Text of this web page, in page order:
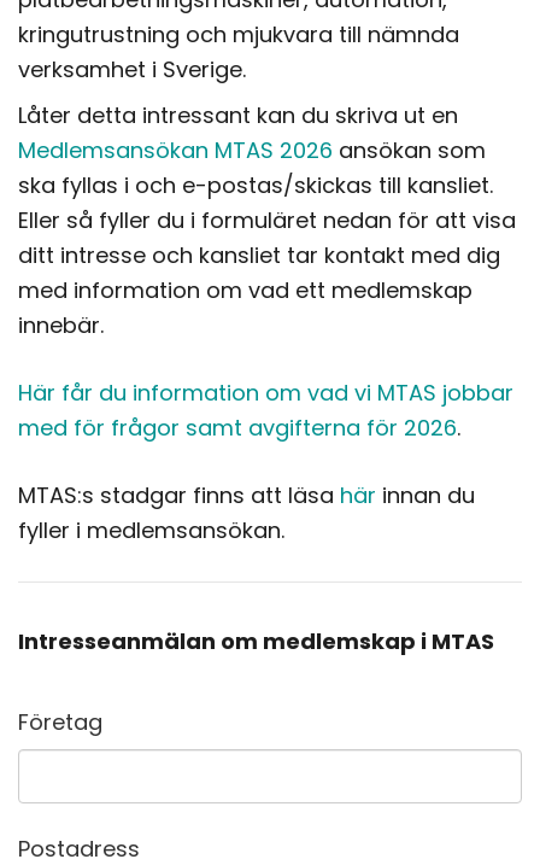
kringutrustning och mjukvara till nämnda
verksamhet i Sverige.
Låter detta intressant kan du skriva ut en
Medlemsansökan MTAS 2026 ansökan som
ska fyllas i och e-postas/skickas till kansliet.
Eller så fyller du i formuläret nedan för att visa
ditt intresse och kansliet tar kontakt med dig
med information om vad ett medlemskap
innebär.
Här får du information om vad vi MTAS jobbar
med för frågor samt avgifterna för 2026.
MTAS:s stadgar finns att läsa här innan du
fyller i medlemsansökan.
Intresseanmälan om medlemskap i MTAS
Företag
Postadress